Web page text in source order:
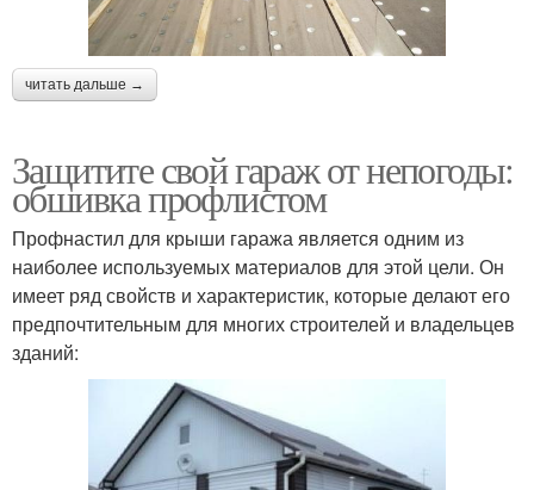
читать дальше →
Защитите свой гараж от непогоды:
обшивка профлистом
Профнастил для крыши гаража является одним из
наиболее используемых материалов для этой цели. Он
имеет ряд свойств и характеристик, которые делают его
предпочтительным для многих строителей и владельцев
зданий: